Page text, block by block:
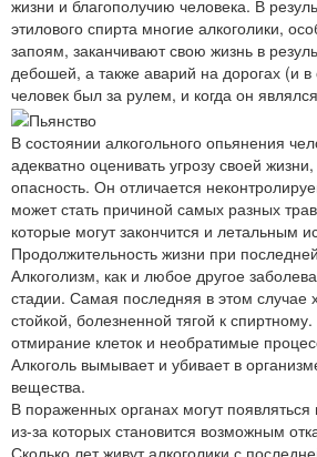
жизни и благополучию человека. В
этилового спирта многие алкоголики,
запоям, заканчивают свою жизнь в
дебошей, а также аварий на дорогах (и в
человек был за рулем, и когда он
В состоянии алкогольного опьянения
адекватно оценивать угрозу своей
опасность. Он отличается
может стать причиной самых разных
которые могут закончится и летальным
Продолжительность жизни при
Алкоголизм, как и любое другое
стадии. Самая последняя в этом случае
стойкой, болезненной тягой к
отмирание клеток и необратимые
Алкоголь вымывает и убивает в
вещества.
В пораженных органах могут появляться
из-за которых становится возможным
Сколько лет живут алкоголики с